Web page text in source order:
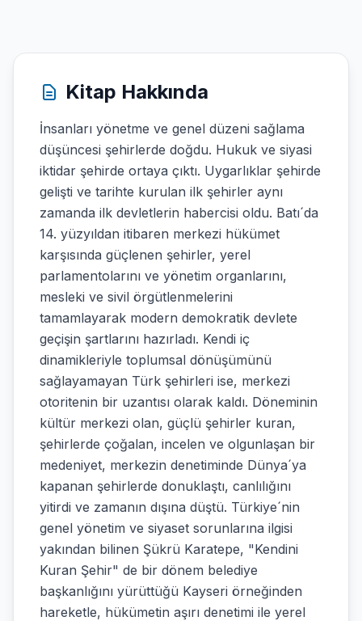
Kitap Hakkında
İnsanları yönetme ve genel düzeni sağlama
düşüncesi şehirlerde doğdu. Hukuk ve siyasi
iktidar şehirde ortaya çıktı. Uygarlıklar şehirde
gelişti ve tarihte kurulan ilk şehirler aynı
zamanda ilk devletlerin habercisi oldu. Batı´da
14. yüzyıldan itibaren merkezi hükümet
karşısında güçlenen şehirler, yerel
parlamentolarını ve yönetim organlarını,
mesleki ve sivil örgütlenmelerini
tamamlayarak modern demokratik devlete
geçişin şartlarını hazırladı. Kendi iç
dinamikleriyle toplumsal dönüşümünü
sağlayamayan Türk şehirleri ise, merkezi
otoritenin bir uzantısı olarak kaldı. Döneminin
kültür merkezi olan, güçlü şehirler kuran,
şehirlerde çoğalan, incelen ve olgunlaşan bir
medeniyet, merkezin denetiminde Dünya´ya
kapanan şehirlerde donuklaştı, canlılığını
yitirdi ve zamanın dışına düştü. Türkiye´nin
genel yönetim ve siyaset sorunlarına ilgisi
yakından bilinen Şükrü Karatepe, "Kendini
Kuran Şehir" de bir dönem belediye
başkanlığını yürüttüğü Kayseri örneğinden
hareketle, hükümetin aşırı denetimi ile yerel